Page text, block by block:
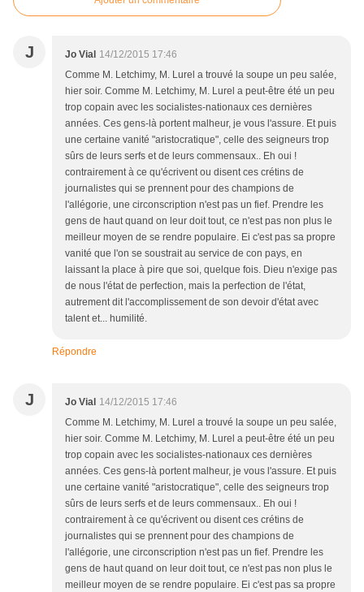
J Jo Vial 14/12/2015 17:46
Comme M. Letchimy, M. Lurel a trouvé la soupe un peu salée,
hier soir. Comme M. Letchimy, M. Lurel a peut-être été un peu
trop copain avec les socialistes-nationaux ces dernières
années. Ces gens-là portent malheur, je vous l'assure. Et puis
une certaine vanité "aristocratique", celle des seigneurs trop
sûrs de leurs serfs et de leurs commensaux.. Eh oui !
contrairement à ce qu'écrivent ou disent ces crétins de
journalistes qui se prennent pour des champions de
l'allégorie, une circonscription n'est pas un fief. Prendre les
gens de haut quand on leur doit tout, ce n'est pas non plus le
meilleur moyen de se rendre populaire. Ei c'est pas sa propre
vanité que l'on se soustrait au service de con pays, en
laissant la place à pire que soi, quelque fois. Dieu n'exige pas
de nous l'état de perfection, mais la perfection de l'état,
autrement dit l'accomplissement de son devoir d'état avec
talent et... humilité.
Répondre
J Jo Vial 14/12/2015 17:46
Comme M. Letchimy, M. Lurel a trouvé la soupe un peu salée,
hier soir. Comme M. Letchimy, M. Lurel a peut-être été un peu
trop copain avec les socialistes-nationaux ces dernières
années. Ces gens-là portent malheur, je vous l'assure. Et puis
une certaine vanité "aristocratique", celle des seigneurs trop
sûrs de leurs serfs et de leurs commensaux.. Eh oui !
contrairement à ce qu'écrivent ou disent ces crétins de
journalistes qui se prennent pour des champions de
l'allégorie, une circonscription n'est pas un fief. Prendre les
gens de haut quand on leur doit tout, ce n'est pas non plus le
meilleur moyen de se rendre populaire. Ei c'est pas sa propre